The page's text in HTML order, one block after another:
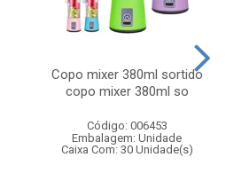
Copo mixer 380ml sortido
copo mixer 380ml so
Código: 006453
Embalagem: Unidade
Caixa Com: 30 Unidade(s)